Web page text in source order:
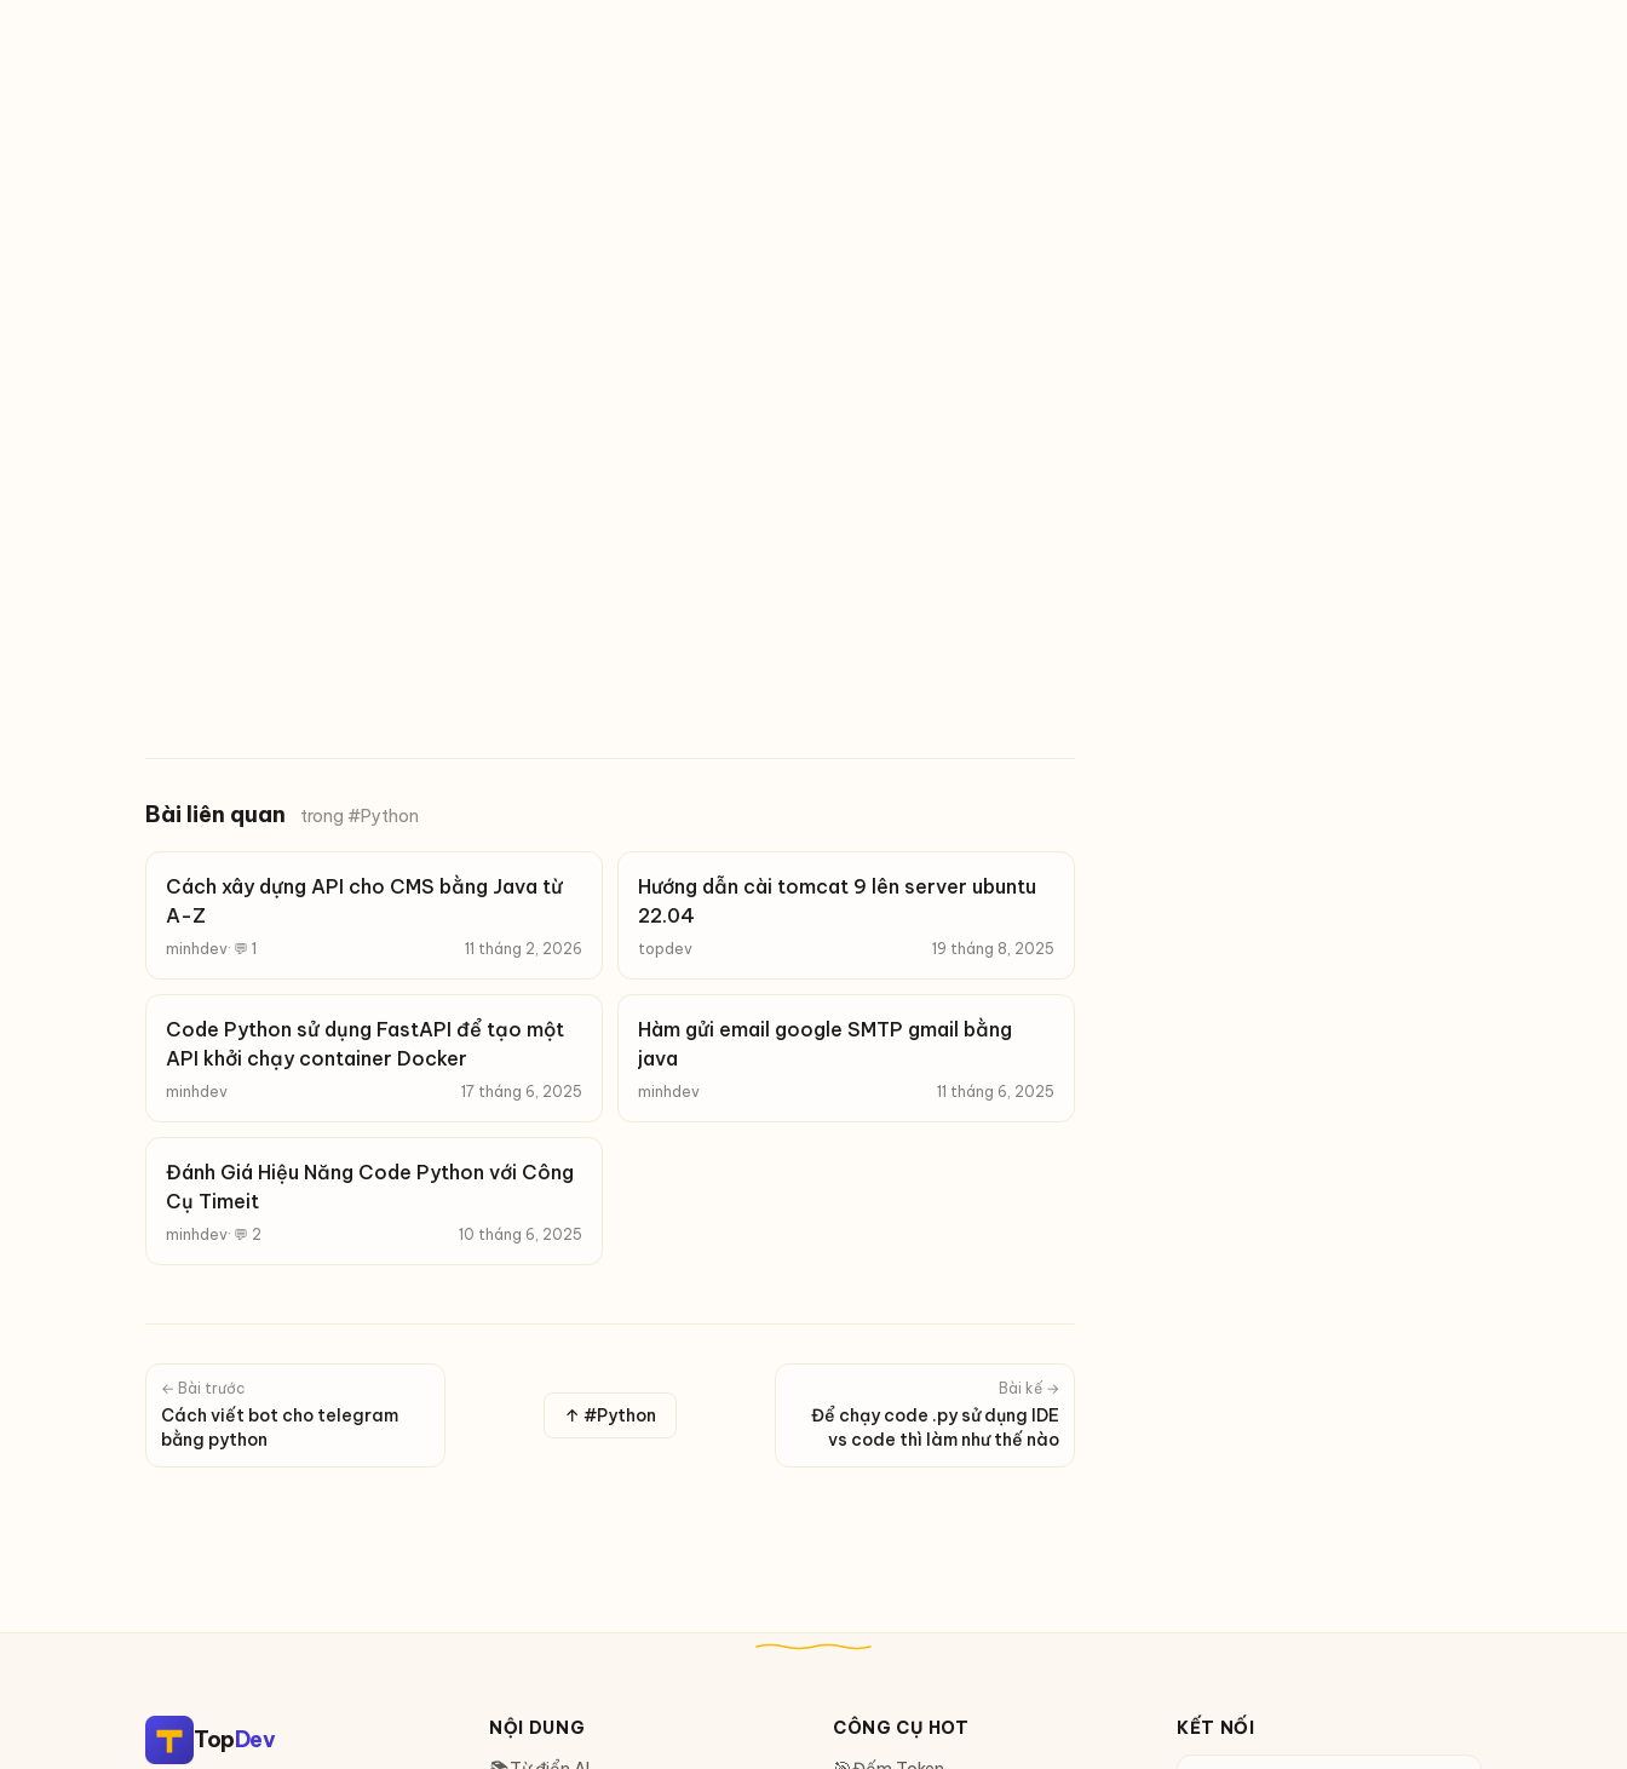
Bài liên quan trong #Python
Cách xây dựng API cho CMS bằng Java từ
A-Z
minhdev· 💬 1 11 tháng 2, 2026
Hướng dẫn cài tomcat 9 lên server ubuntu
22.04
topdev 19 tháng 8, 2025
Code Python sử dụng FastAPI để tạo một
API khởi chạy container Docker
minhdev 17 tháng 6, 2025
Hàm gửi email google SMTP gmail bằng
java
minhdev 11 tháng 6, 2025
Đánh Giá Hiệu Năng Code Python với Công
Cụ Timeit
minhdev· 💬 2 10 tháng 6, 2025
← Bài trước
Cách viết bot cho telegram
bằng python
↑ #Python
Bài kế →
Để chạy code .py sử dụng IDE
vs code thì làm như thế nào
TopDev NỘI DUNG CÔNG CỤ HOT KẾT NỐI